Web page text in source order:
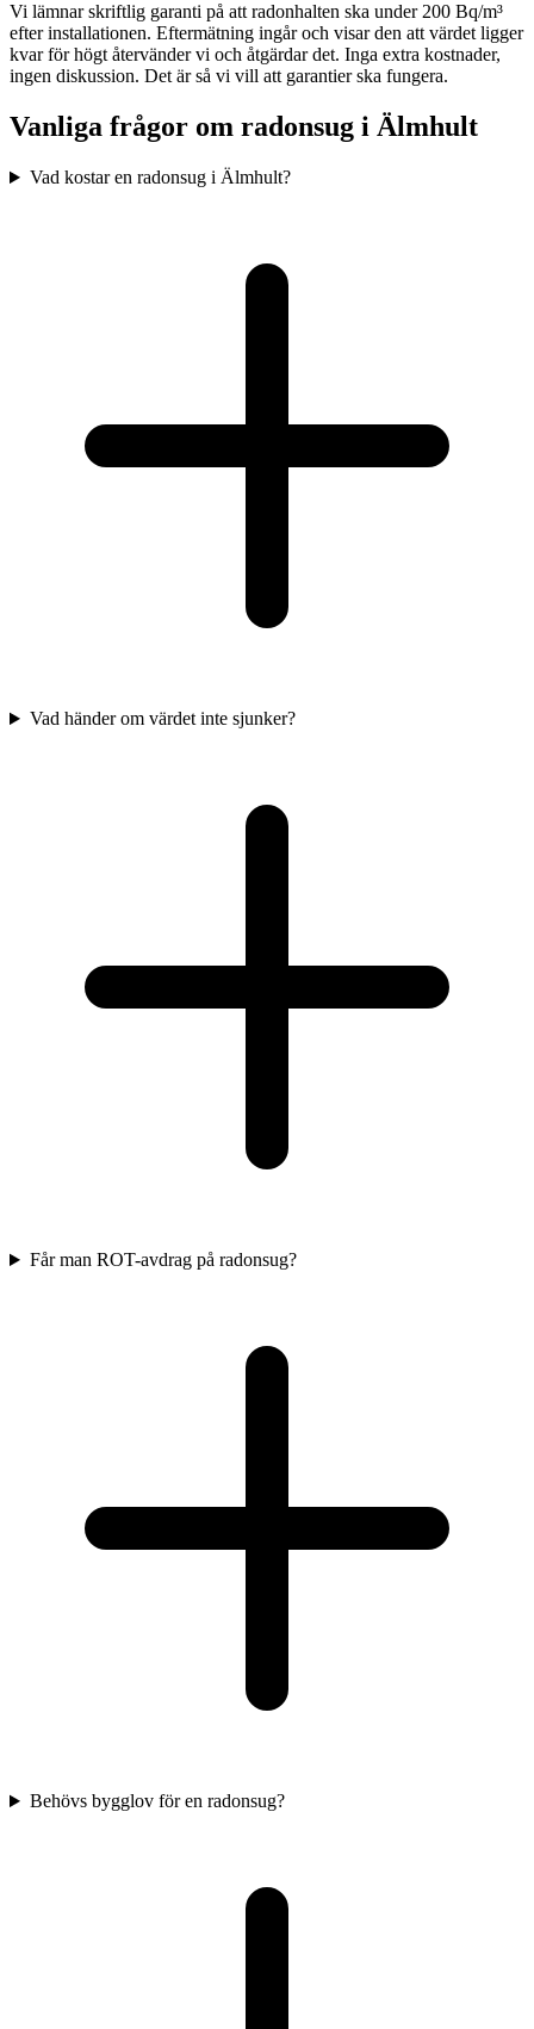
Vi lämnar skriftlig garanti på att radonhalten ska under 200 Bq/m³
efter installationen. Eftermätning ingår och visar den att värdet ligger
kvar för högt återvänder vi och åtgärdar det. Inga extra kostnader,
ingen diskussion. Det är så vi vill att garantier ska fungera.
Vanliga frågor om radonsug i Älmhult
Vad kostar en radonsug i Älmhult?
Vad händer om värdet inte sjunker?
Får man ROT-avdrag på radonsug?
Behövs bygglov för en radonsug?